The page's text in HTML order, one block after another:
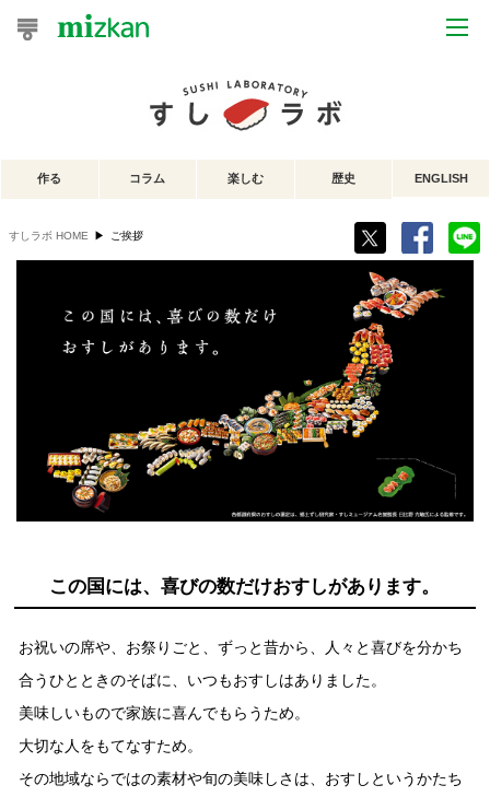
レシピカテゴリ一覧
レシピ名特集
商品情報
商品カテゴリ
酢 調味酢
みりん風・料理酒
キャンペーン情報
ブランド・スペシャルサイト トップ
商品ブランドサイト
Fibee（ファイビー）
作る コラム 楽しむ 歴史 ENGLISH
すしラボ HOME ▶ ご挨拶
この国には、喜びの数だけおすしがあります。
お祝いの席や、お祭りごと、ずっと昔から、人々と喜びを分かち
合うひとときのそばに、いつもおすしはありました。
美味しいもので家族に喜んでもらうため。
大切な人をもてなすため。
その地域ならではの素材や旬の美味しさは、おすしというかたち